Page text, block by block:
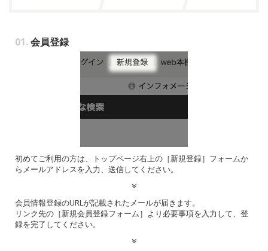
01. 会員登録
初めてご利用の方は、トップページ右上の［新規登録］フォームか
らメールアドレスを入力、送信してください。
会員情報登録のURLが記載されたメールが届きます。
リンク先の［新規会員登録フォーム］より必要事項を入力して、登
録を完了してください。